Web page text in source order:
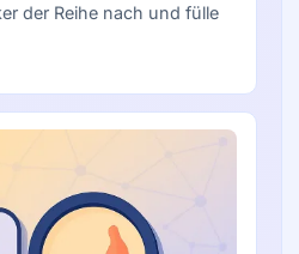
der Reihe nach und fülle